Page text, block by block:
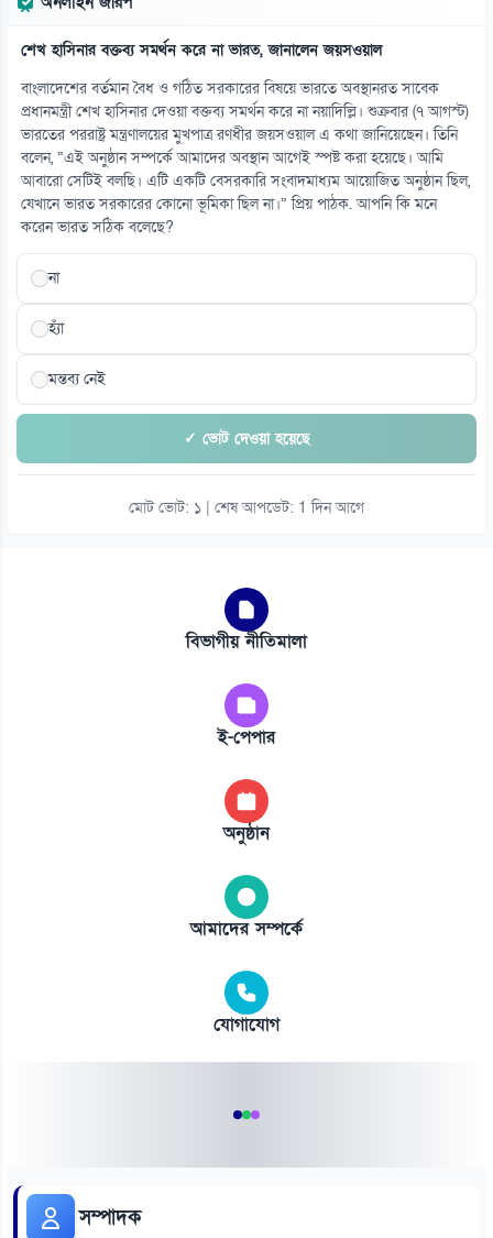
শেখ হাসিনার বক্তব্য সমর্থন করে না ভারত, জানালেন জয়সওয়াল
বাংলাদেশের বর্তমান বৈধ ও গঠিত সরকারের বিষয়ে ভারতে অবস্থানরত সাবেক
প্রধানমন্ত্রী শেখ হাসিনার দেওয়া বক্তব্য সমর্থন করে না নয়াদিল্লি। শুক্রবার (৭ আগস্ট)
ভারতের পররাষ্ট্র মন্ত্রণালয়ের মুখপাত্র রণধীর জয়সওয়াল এ কথা জানিয়েছেন। তিনি
বলেন, “এই অনুষ্ঠান সম্পর্কে আমাদের অবস্থান আগেই স্পষ্ট করা হয়েছে। আমি
আবারো সেটিই বলছি। এটি একটি বেসরকারি সংবাদমাধ্যম আয়োজিত অনুষ্ঠান ছিল,
যেখানে ভারত সরকারের কোনো ভূমিকা ছিল না।” প্রিয় পাঠক. আপনি কি মনে
করেন ভারত সঠিক বলেছে?
না
হ্যাঁ
মন্তব্য নেই
✓ ভোট দেওয়া হয়েছে
মোট ভোট: ১ | শেষ আপডেট: 1 দিন আগে
বিভাগীয় নীতিমালা
ই-পেপার
অনুষ্ঠান
আমাদের সম্পর্কে
যোগাযোগ
সম্পাদক